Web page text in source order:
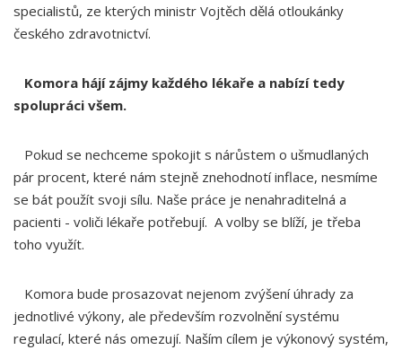
specialistů, ze kterých ministr Vojtěch dělá otloukánky
českého zdravotnictví.
Komora hájí zájmy každého lékaře a nabízí tedy
spolupráci všem.
Pokud se nechceme spokojit s nárůstem o ušmudlaných
pár procent, které nám stejně znehodnotí inflace, nesmíme
se bát použít svoji sílu. Naše práce je nenahraditelná a
pacienti - voliči lékaře potřebují. A volby se blíží, je třeba
toho využít.
Komora bude prosazovat nejenom zvýšení úhrady za
jednotlivé výkony, ale především rozvolnění systému
regulací, které nás omezují. Naším cílem je výkonový systém,